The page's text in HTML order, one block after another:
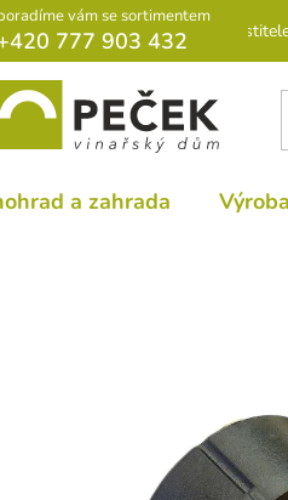
vám se sortimentem
777 903 432Rádce pro
a zahrada